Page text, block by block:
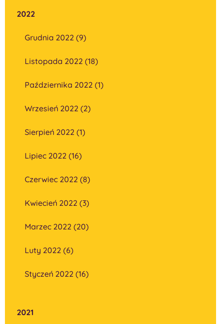
2022
Grudnia 2022 (9)
Listopada 2022 (18)
Października 2022 (1)
Wrzesień 2022 (2)
Sierpień 2022 (1)
Lipiec 2022 (16)
Czerwiec 2022 (8)
Kwiecień 2022 (3)
Marzec 2022 (20)
Luty 2022 (6)
Styczeń 2022 (16)
2021